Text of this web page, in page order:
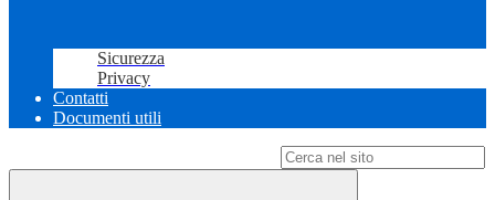
Sicurezza
Privacy
Contatti
Documenti utili